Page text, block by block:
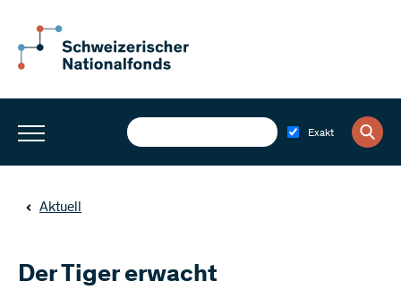
Exakt
Aktuell
Der Tiger erwacht